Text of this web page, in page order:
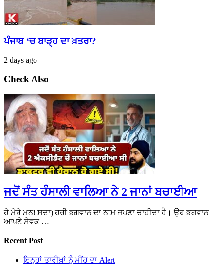
ਪੰਜਾਬ ‘ਚ ਬਾੜ੍ਹ ਦਾ ਖ਼ਤਰਾ?
2 days ago
Check Also
ਜਦੋਂ ਸੰਤ ਹੰਸਾਲੀ ਵਾਲਿਆ ਨੇ 2 ਜਾਨਾਂ ਬਚਾਈਆ
ਹੇ ਮੇਰੇ ਮਨ! ਸਦਾ) ਹਰੀ ਭਗਵਾਨ ਦਾ ਨਾਮ ਜਪਣਾ ਚਾਹੀਦਾ ਹੈ। ਉਹ ਭਗਵਾਨ
ਆਪਣੇ ਸੇਵਕ …
Recent Post
ਇਨ੍ਹਾਂ ਤਾਰੀਖ਼ਾਂ ਨੂੰ ਮੀਂਹ ਦਾ Alert